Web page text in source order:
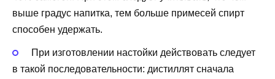
выше градус напитка, тем больше примесей спирт
способен удержать.
При изготовлении настойки действовать следует
в такой последовательности: дистиллят сначала